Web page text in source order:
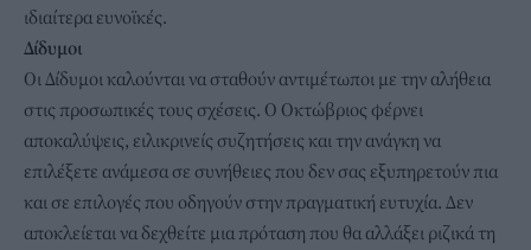
ιδιαίτερα ευνοϊκές.
Δίδυμοι
Οι Δίδυμοι καλούνται να σταθούν αντιμέτωποι με την αλήθεια
στις προσωπικές τους σχέσεις. Ο Οκτώβριος φέρνει
αποκαλύψεις, ειλικρινείς συζητήσεις και την ανάγκη να
επιλέξετε ανάμεσα σε συνήθειες που δεν σας εξυπηρετούν πια
και σε επιλογές που οδηγούν στην πραγματική ευτυχία. Δεν
αποκλείεται να δεχθείτε μια πρόταση που θα αλλάξει ριζικά τη